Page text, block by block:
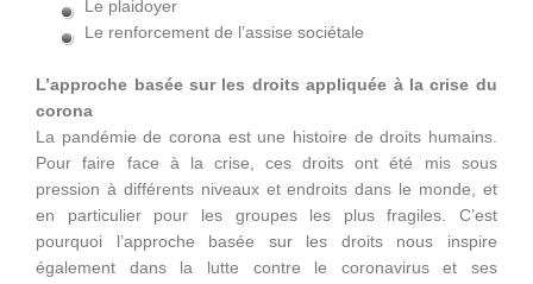
Le plaidoyer
Le renforcement de l’assise sociétale
L’approche basée sur les droits appliquée à la crise du
corona
La pandémie de corona est une histoire de droits humains.
Pour faire face à la crise, ces droits ont été mis sous
pression à différents niveaux et endroits dans le monde, et
en particulier pour les groupes les plus fragiles. C’est
pourquoi l’approche basée sur les droits nous inspire
également dans la lutte contre le coronavirus et ses